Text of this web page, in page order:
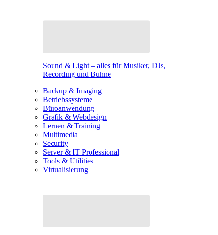
Sound & Light – alles für Musiker, DJs,
Recording und Bühne
Backup & Imaging
Betriebssysteme
Büroanwendung
Grafik & Webdesign
Lernen & Training
Multimedia
Security
Server & IT Professional
Tools & Utilities
Virtualisierung